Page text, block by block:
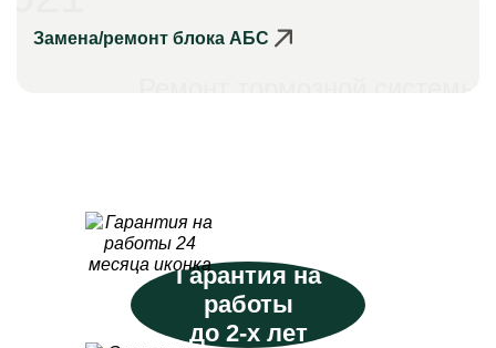
Замена/ремонт блока АБС
Гарантия на
работы
до 2-х лет